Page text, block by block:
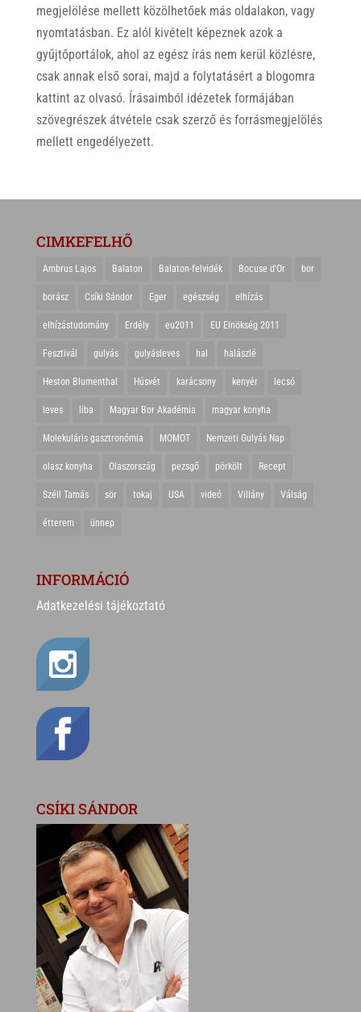
megjelölése mellett közölhetőek más oldalakon, vagy
nyomtatásban. Ez alól kivételt képeznek azok a
gyűjtőportálok, ahol az egész írás nem kerül közlésre,
csak annak első sorai, majd a folytatásért a blogomra
kattint az olvasó. Írásaimból idézetek formájában
szövegrészek átvétele csak szerző és forrásmegjelölés
mellett engedélyezett.
CIMKEFELHŐ
Ambrus Lajos Balaton Balaton-felvidék Bocuse d'Or bor
borász Csíki Sándor Eger egészség elhízás
elhízástudomány Erdély eu2011 EU Elnökség 2011
Fesztivál gulyás gulyásleves hal halászlé
Heston Blumenthal Húsvét karácsony kenyér lecsó
leves liba Magyar Bor Akadémia magyar konyha
Molekuláris gasztronómia MOMOT Nemzeti Gulyás Nap
olasz konyha Olaszország pezsgő pörkölt Recept
Széll Tamás sör tokaj USA videó Villány Válság
étterem ünnep
INFORMÁCIÓ
Adatkezelési tájékoztató
CSÍKI SÁNDOR